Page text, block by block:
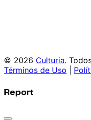
© 2026 Culturia.
Términos de Uso
Report